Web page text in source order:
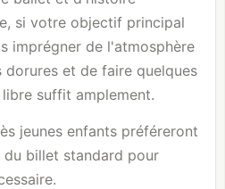
si votre objectif principal
imprégner de l'atmosphère
dorures et de faire quelques
suffit amplement.
jeunes enfants préféreront
billet standard pour